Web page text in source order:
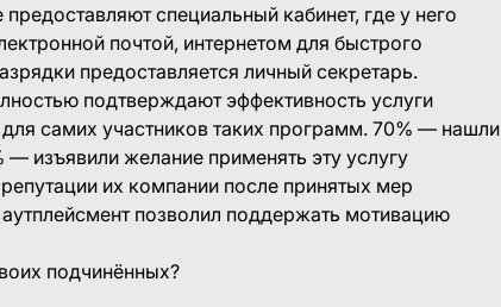
специальный кабинет, где у него
почтой, интернетом для быстрого
предоставляется личный секретарь.
подтверждают эффективность услуги
для самих участников таких программ. 70% — нашли
изъявили желание применять эту услугу
их компании после принятых мер
позволил поддержать мотивацию
подчинённых?